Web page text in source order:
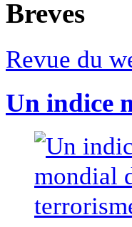
Breves
Revue du
Un indice